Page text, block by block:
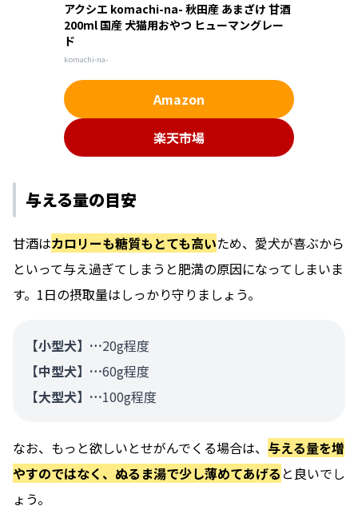
アクシエ komachi-na- 秋田産 あまざけ 甘酒
200ml 国産 犬猫用おやつ ヒューマングレー
ド
komachi-na-
Amazon
楽天市場
与える量の目安
甘酒はカロリーも糖質もとても高いため、愛犬が喜ぶから
といって与え過ぎてしまうと肥満の原因になってしまいま
す。1日の摂取量はしっかり守りましょう。
【小型犬】…20g程度
【中型犬】…60g程度
【大型犬】…100g程度
なお、もっと欲しいとせがんでくる場合は、 与える量を増
やすのではなく、ぬるま湯で少し薄めてあげる と良いでし
ょう。